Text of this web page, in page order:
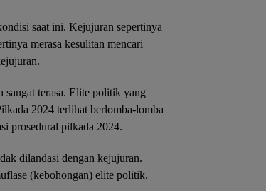
saat ini. Kejujuran sepertinya
merasa kesulitan mencari
terasa. Elite politik yang
2024 terlihat berlomba-lomba
prosedural pilkada 2024.
dilandasi dengan kejujuran.
(kebohongan) elite politik.